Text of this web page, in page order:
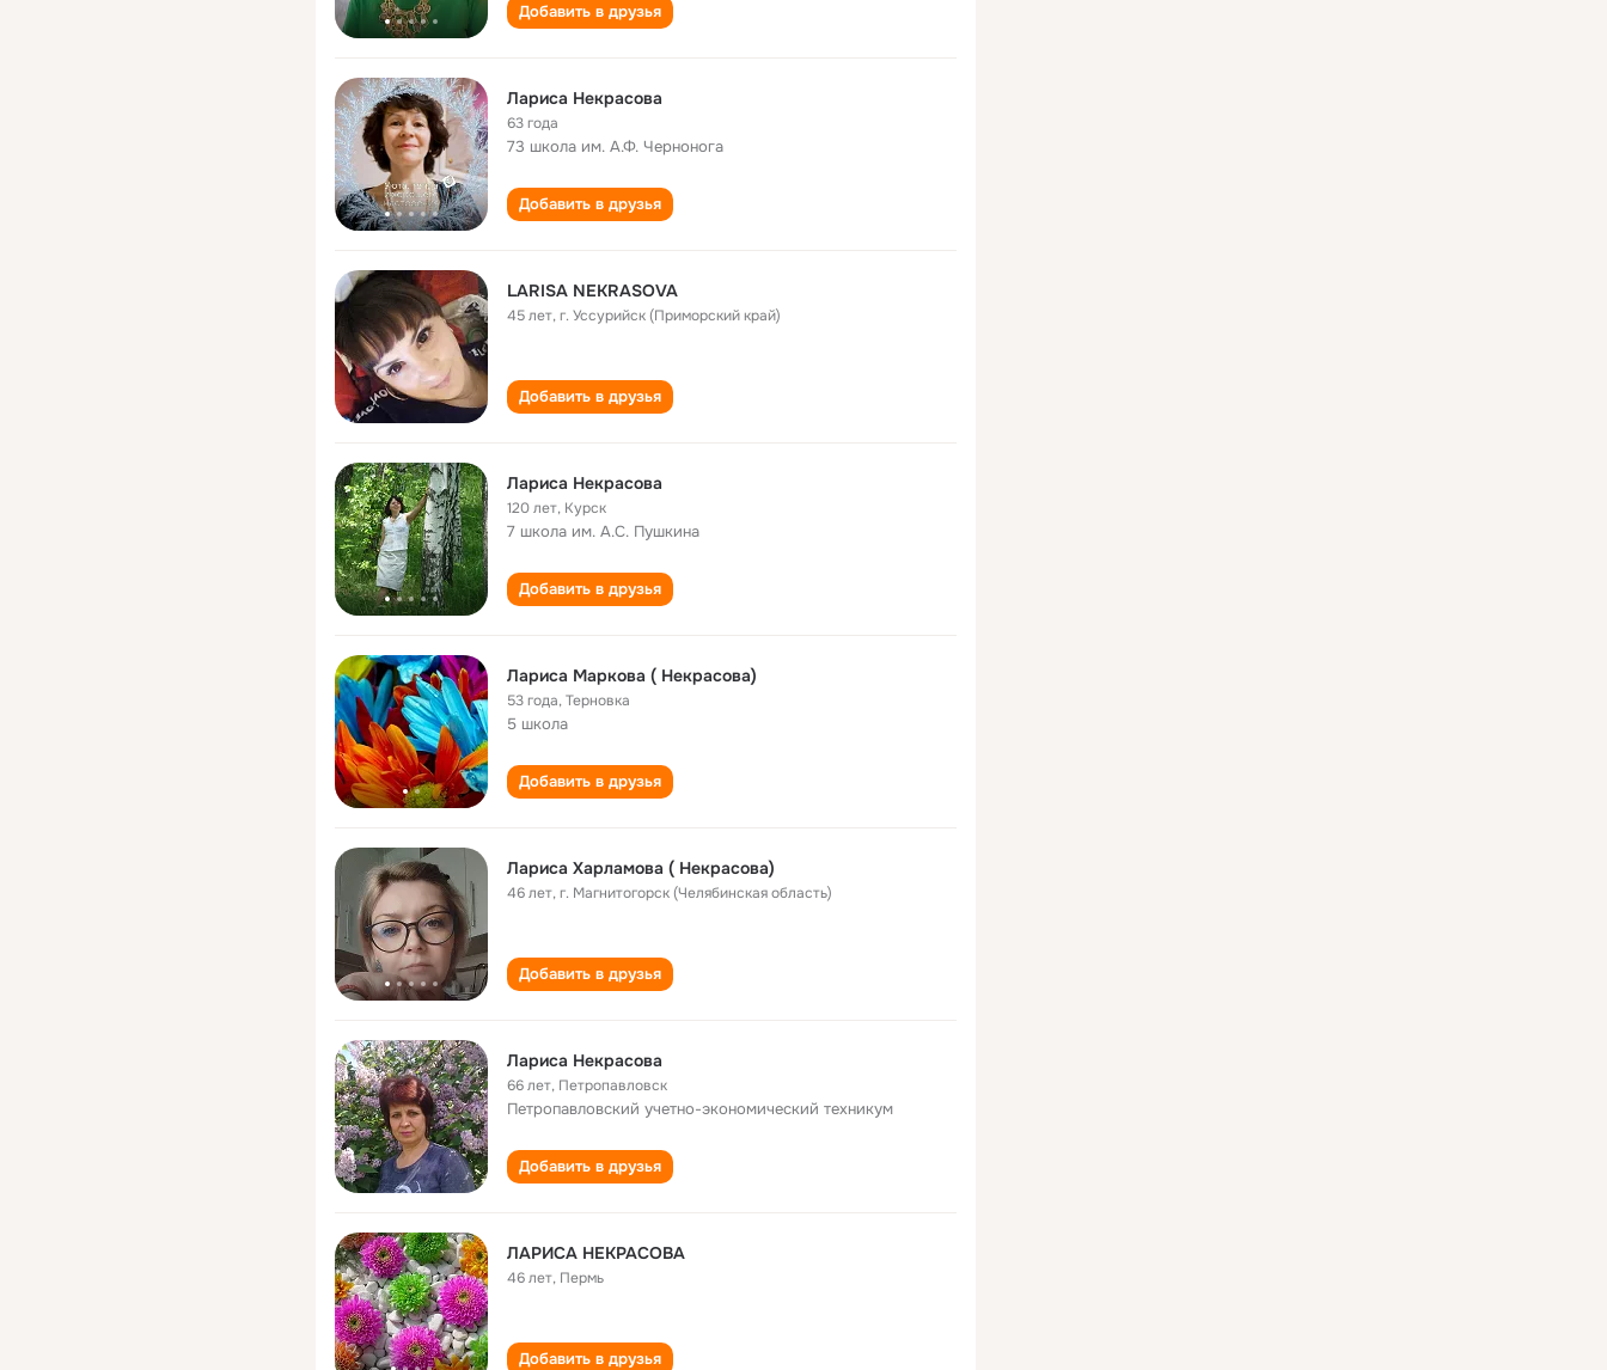
Добавить в друзья
Лариса Некрасова
63 года
73 школа им. А.Ф. Чернонога
Добавить в друзья
LARISA NEKRASOVA
45 лет,г. Уссурийск (Приморский край)
Добавить в друзья
Лариса Некрасова
120 лет, Курск
7 школа им. А.С. Пушкина
Добавить в друзья
Лариса Маркова ( Некрасова)
53 года,Терновка
5 школа
Добавить в друзья
Лариса Харламова ( Некрасова)
46 лет,г. Магнитогорск (Челябинская область)
Добавить в друзья
Лариса Некрасова
66 лет, Петропавловск
Петропавловский учетно-экономический техникум
Добавить в друзья
ЛАРИСА НЕКРАСОВА
46 лет, Пермь
Добавить в друзья